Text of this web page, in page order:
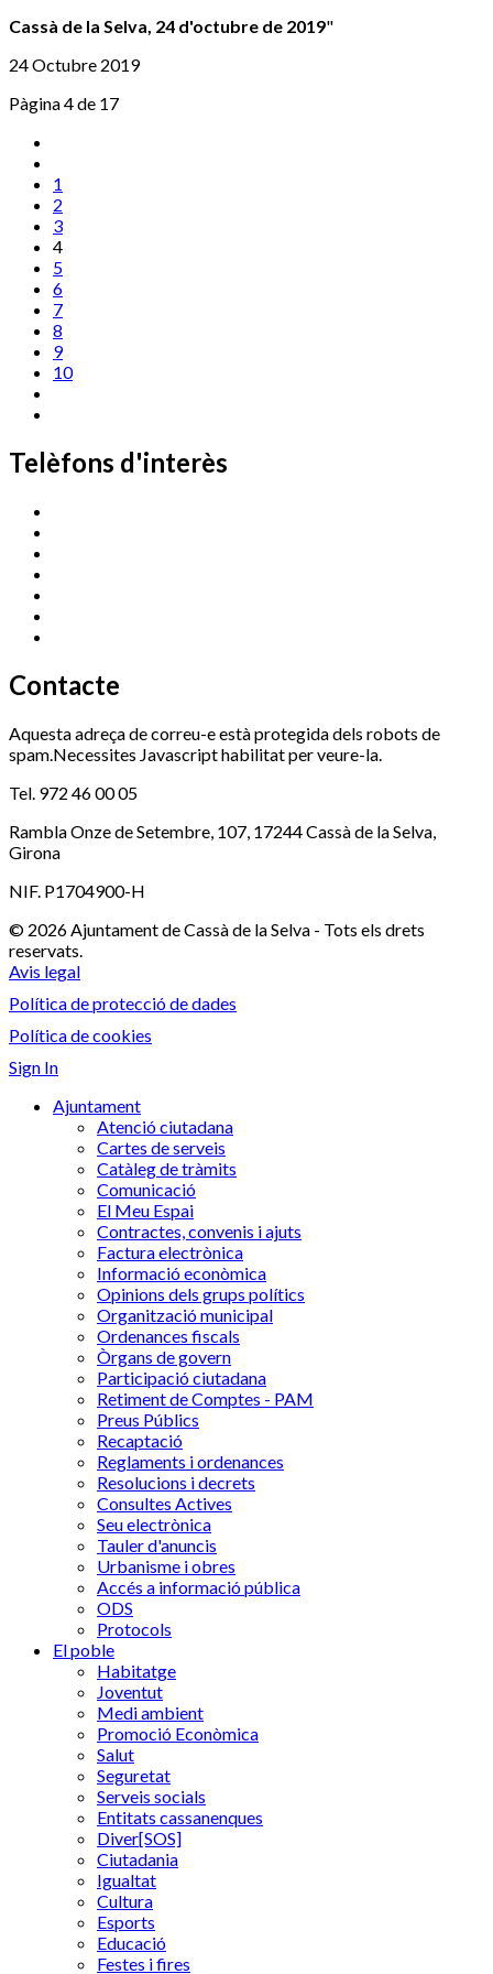
Cassà de la Selva, 24 d'octubre de 2019"
24 Octubre 2019
Pàgina 4 de 17
1
2
3
4
5
6
7
8
9
10
Telèfons d'interès
Contacte
Aquesta adreça de correu-e està protegida dels robots de
spam.Necessites Javascript habilitat per veure-la.
Tel. 972 46 00 05
Rambla Onze de Setembre, 107, 17244 Cassà de la Selva,
Girona
NIF. P1704900-H
© 2026 Ajuntament de Cassà de la Selva - Tots els drets
reservats.
Avis legal
Política de protecció de dades
Política de cookies
Sign In
Ajuntament
Atenció ciutadana
Cartes de serveis
Catàleg de tràmits
Comunicació
El Meu Espai
Contractes, convenis i ajuts
Factura electrònica
Informació econòmica
Opinions dels grups polítics
Organització municipal
Ordenances fiscals
Òrgans de govern
Participació ciutadana
Retiment de Comptes - PAM
Preus Públics
Recaptació
Reglaments i ordenances
Resolucions i decrets
Consultes Actives
Seu electrònica
Tauler d'anuncis
Urbanisme i obres
Accés a informació pública
ODS
Protocols
El poble
Habitatge
Joventut
Medi ambient
Promoció Econòmica
Salut
Seguretat
Serveis socials
Entitats cassanenques
Diver[SOS]
Ciutadania
Igualtat
Cultura
Esports
Educació
Festes i fires